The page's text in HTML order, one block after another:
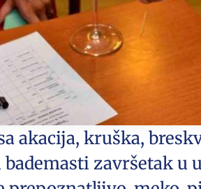
akacija, kruška,
završetak u